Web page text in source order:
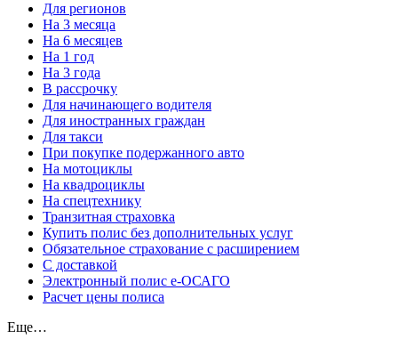
Для регионов
На 3 месяца
На 6 месяцев
На 1 год
На 3 года
В рассрочку
Для начинающего водителя
Для иностранных граждан
Для такси
При покупке подержанного авто
На мотоциклы
На квадроциклы
На спецтехнику
Транзитная страховка
Купить полис без дополнительных услуг
Обязательное страхование с расширением
С доставкой
Электронный полис е-ОСАГО
Расчет цены полиса
Еще…